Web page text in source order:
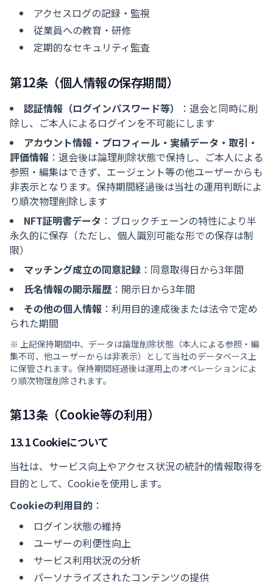
アクセスログの記録・監視
従業員への教育・研修
定期的なセキュリティ監査
第12条（個人情報の保存期間）
認証情報（ログインパスワード等）
：退会と同時に削
除し、ご本人によるログインを不可能にします
アカウント情報・プロフィール・実績データ・取引・
評価情報 ：退会後は論理削除状態で保持し、ご本人による
参照・編集はできず、エージェント等の他ユーザーからも
非表示となります。保持期間経過後は当社の運用判断によ
り順次物理削除します
NFT証明書データ ：ブロックチェーンの特性により半
永久的に保存（ただし、個人識別可能な形での保存は制
限）
マッチング成立の同意記録 ：同意取得日から3年間
氏名情報の開示履歴 ：開示日から3年間
その他の個人情報 ：利用目的達成後または法令で定め
られた期間
※ 上記保持期間中、データは論理削除状態（本人による参照・編
集不可、他ユーザーからは非表示）として当社のデータベース上
に保管されます。保持期間経過後は運用上のオペレーションによ
り順次物理削除されます。
第13条（Cookie等の利用）
13.1 Cookieについて
当社は、サービス向上やアクセス状況の統計的情報取得を
目的として、Cookieを使用します。
Cookieの利用目的 ：
ログイン状態の維持
ユーザーの利便性向上
サービス利用状況の分析
パーソナライズされたコンテンツの提供